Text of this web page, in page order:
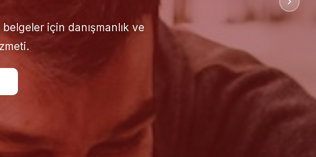
süreçlerinizi uluslararası